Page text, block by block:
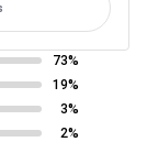
73%
19%
3%
2%